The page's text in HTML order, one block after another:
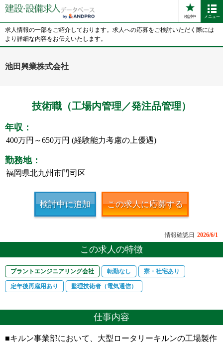
検討中 メニュー
求人情報の一部をご紹介しております。求人への応募をご検討いただく際には
より詳細な内容をお伝えいたします。
池田興業株式会社
技術職（工場内管理／発注品管理）
年収：
400万円～650万円 (経験能力考慮の上優遇)
勤務地：
福岡県北九州市門司区
検討中に追加 この求人に応募する
情報確認日 2026/6/1
この求人の特徴
プラントエンジニアリング会社 転勤なし 寮・社宅あり
定年後再雇用あり 監理技術者（電気通信）
仕事内容
■キルン事業部において、大型ロータリーキルンの工場製作